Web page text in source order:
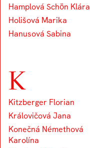
Hamplová Schön Klára
Holišová Marika
Hanusová Sabina
K
Kitzberger Florian
Královičová Jana
Konečná Némethová
Karolína